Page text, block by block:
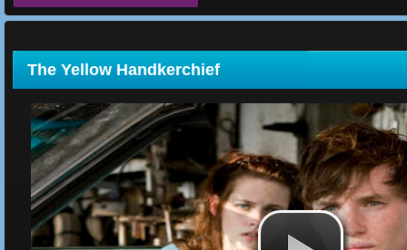
The Yellow Handkerchief